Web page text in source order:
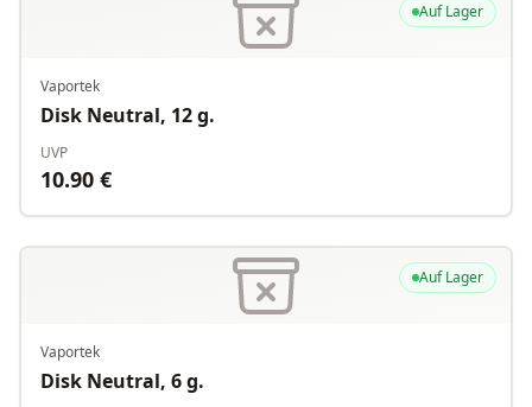
Auf Lager
Vaportek
Disk Neutral, 12 g.
UVP
10.90 €
Auf Lager
Vaportek
Disk Neutral, 6 g.